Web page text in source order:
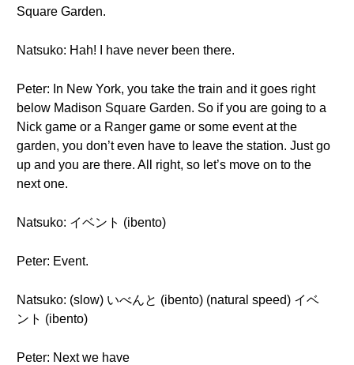
Square Garden.
Natsuko: Hah! I have never been there.
Peter: In New York, you take the train and it goes right
below Madison Square Garden. So if you are going to a
Nick game or a Ranger game or some event at the
garden, you don’t even have to leave the station. Just go
up and you are there. All right, so let’s move on to the
next one.
Natsuko: イベント (ibento)
Peter: Event.
Natsuko: (slow) いべんと (ibento) (natural speed) イベ
ント (ibento)
Peter: Next we have